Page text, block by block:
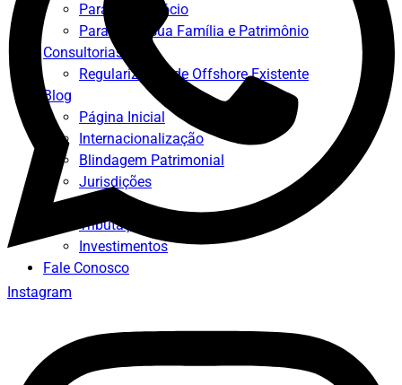
Para seu negócio
Para Você, sua Família e Patrimônio
Consultorias
Regularização de Offshore Existente
Blog
Página Inicial
Internacionalização
Blindagem Patrimonial
Jurisdições
Negócios
Tributações
Investimentos
Fale Conosco
Instagram